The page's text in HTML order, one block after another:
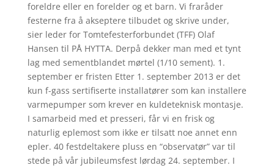
foreldre eller en forelder og et barn. Vi fraråder
festerne fra å akseptere tilbudet og skrive under,
sier leder for Tomtefester­for­bundet (TFF) Olaf
Hansen til PÅ HYTTA. Derpå dekker man med et tynt
lag med sementblandet mørtel (1/10 sement). 1.
september er fristen Etter 1. september 2013 er det
kun f-gass sertifiserte installatører som kan installere
varmepumper som krever en kuldeteknisk montasje.
I samarbeid med et presseri, får vi en frisk og
naturlig eplemost som ikke er tilsatt noe annet enn
epler. 40 festdeltakere pluss en “observatør” var til
stede på vår jubileumsfest lørdag 24. september. I